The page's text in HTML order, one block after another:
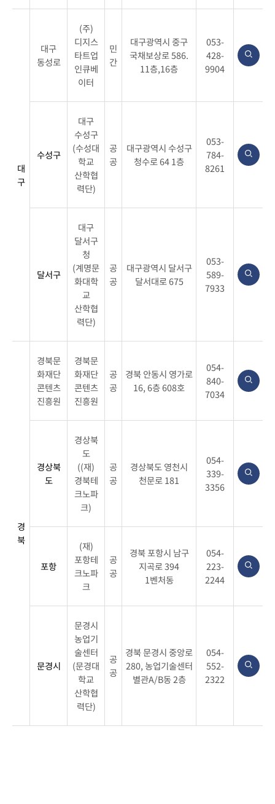
대
구
대구
동성로
(주)
디지스
타트업
인큐베
이터
민
간
대구광역시 중구
국채보상로 586.
11층,16층
053-
428-
9904
수성구
대구
수성구
(수성대
학교
산학협
력단)
공
공
대구광역시 수성구
청수로 64 1층
053-
784-
8261
달서구
대구
달서구
청
(계명문
화대학
교
산학협
력단)
공
공
대구광역시 달서구
달서대로 675
053-
589-
7933
경
북
경북문
화재단
콘텐츠
진흥원
경북문
화재단
콘텐츠
진흥원
공
공
경북 안동시 영가로
16, 6층 608호
054-
840-
7034
경상북
도
경상북
도
((재)
경북테
크노파
크)
공
공
경상북도 영천시
천문로 181
054-
339-
3356
포항
(재)
포항테
크노파
크
공
공
경북 포항시 남구
지곡로 394
1벤처동
054-
223-
2244
문경시
문경시
농업기
술센터
(문경대
학교
산학협
력단)
공
공
경북 문경시 중앙로
280, 농업기술센터
별관A/B동 2층
054-
552-
2322